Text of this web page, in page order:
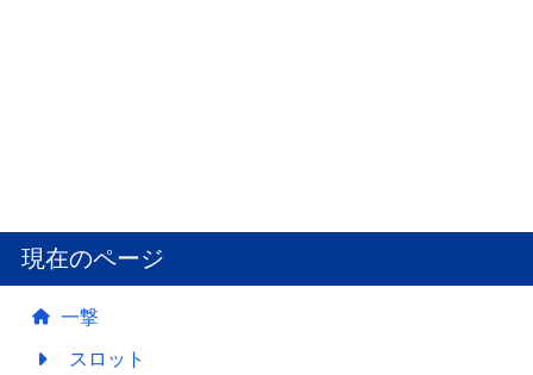
現在のページ
一撃
スロット